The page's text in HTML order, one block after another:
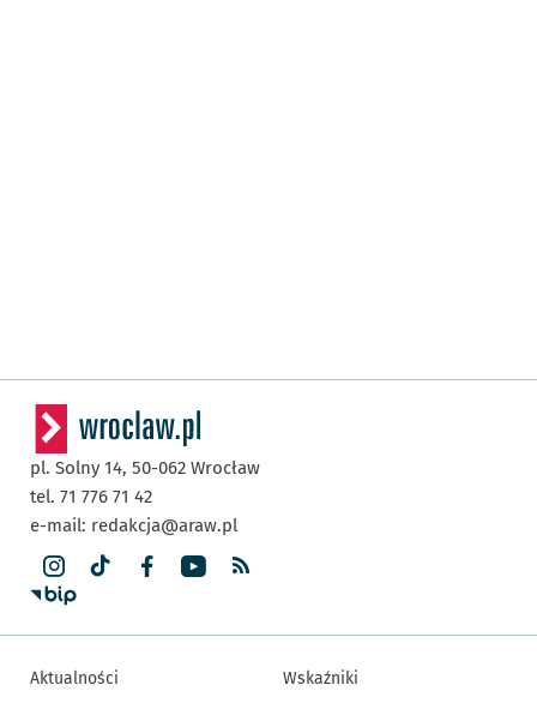
pl. Solny 14, 50-062 Wrocław
tel. 71 776 71 42
e-mail: redakcja@araw.pl
Aktualności
Wskaźniki